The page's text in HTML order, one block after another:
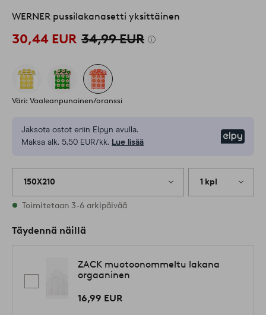
WERNER pussilakanasetti yksittäinen
30,44 EUR 34,99 EUR
Väri: Vaaleanpunainen/oranssi
Jaksota ostot eriin Elpyn avulla.
Maksa alk. 5,50 EUR/kk. Lue lisää
150X210 1 kpl
Varastossa
Toimitetaan 3-6 arkipäivää
Täydennä näillä
ZACK muotoonommeltu lakana
orgaaninen
16,99 EUR